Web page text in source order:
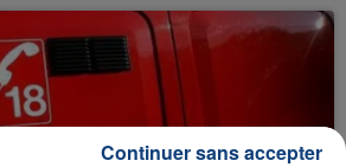
Continuer sans accepter